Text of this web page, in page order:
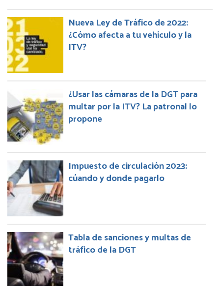
Nueva Ley de Tráfico de 2022:
¿Cómo afecta a tu vehículo y la
ITV?
¿Usar las cámaras de la DGT para
multar por la ITV? La patronal lo
propone
Impuesto de circulación 2023:
cúando y donde pagarlo
Tabla de sanciones y multas de
tráfico de la DGT